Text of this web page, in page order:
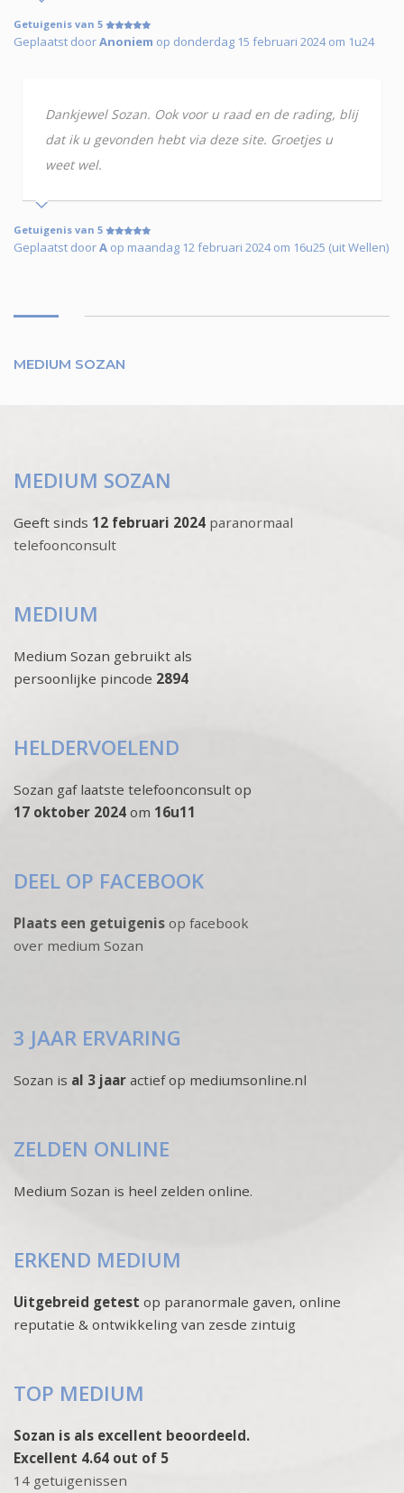
Getuigenis van 5
Geplaatst doorAnoniem op donderdag 15 februari 2024 om 1u24
Dankjewel Sozan. Ook voor u raad en de rading, blij
dat ik u gevonden hebt via deze site. Groetjes u
weet wel.
Getuigenis van 5
Geplaatst doorA op maandag 12 februari 2024 om 16u25 (uit Wellen)
MEDIUM SOZAN
MEDIUM SOZAN
Geeft sinds 12 februari 2024 paranormaal
telefoonconsult
MEDIUM
Medium Sozan gebruikt als
persoonlijke pincode 2894
HELDERVOELEND
Sozan gaf laatste telefoonconsult op
17 oktober 2024 om 16u11
DEEL OP FACEBOOK
Plaats een getuigenis op facebook
over medium Sozan
3 JAAR ERVARING
Sozan is al 3 jaar actief op mediumsonline.nl
ZELDEN ONLINE
Medium Sozan is heel zelden online.
ERKEND MEDIUM
Uitgebreid getest op paranormale gaven, online
reputatie & ontwikkeling van zesde zintuig
TOP MEDIUM
Sozan is als excellent beoordeeld.
Excellent 4.64 out of 5
14 getuigenissen